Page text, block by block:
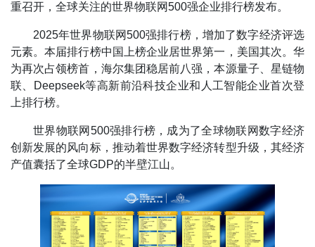
重召开，全球关注的世界物联网500强企业排行榜发布。
2025年世界物联网500强排行榜，增加了数字经济评选
元素。本届排行榜中国上榜企业居世界第一，美国其次。华
为再次占领榜首，海尔集团稳居前八强，本源量子、星链物
联、Deepseek等高新前沿科技企业和人工智能企业首次登
上排行榜。
世界物联网500强排行榜，成为了全球物联网数字经济
创新发展的风向标，推动着世界数字经济转型升级，其经济
产值囊括了全球GDP的半壁江山。